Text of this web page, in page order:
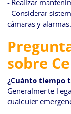
- Realizar
- Considerar
cámaras y alarmas.
sobre
¿Cuánto tiempo
Generalmente
cualquier